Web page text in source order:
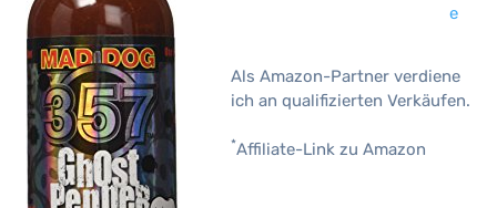
e
Als Amazon-Partner verdiene
ich an qualifizierten Verkäufen.
*Affiliate-Link zu Amazon